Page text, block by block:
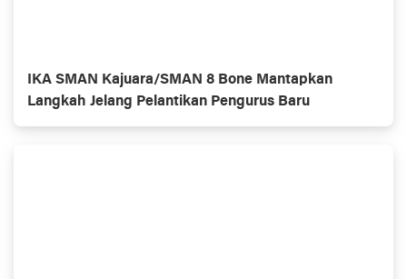
IKA SMAN Kajuara/SMAN 8 Bone Mantapkan
Langkah Jelang Pelantikan Pengurus Baru